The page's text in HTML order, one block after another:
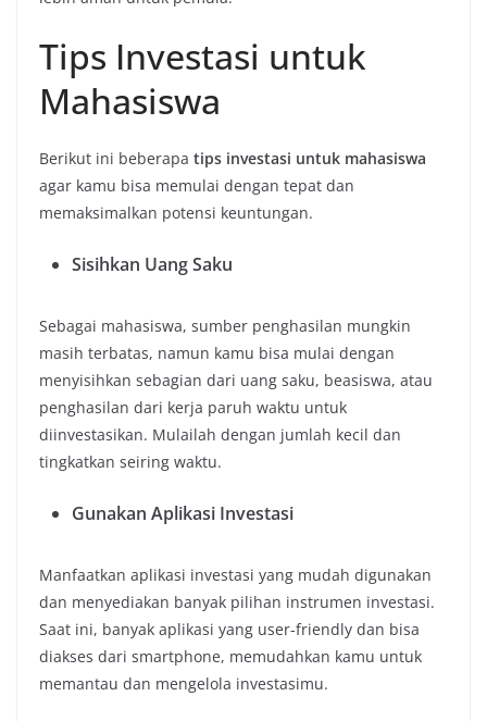
Tips Investasi untuk
Mahasiswa
Berikut ini beberapa tips investasi untuk mahasiswa
agar kamu bisa memulai dengan tepat dan
memaksimalkan potensi keuntungan.
Sisihkan Uang Saku
Sebagai mahasiswa, sumber penghasilan mungkin
masih terbatas, namun kamu bisa mulai dengan
menyisihkan sebagian dari uang saku, beasiswa, atau
penghasilan dari kerja paruh waktu untuk
diinvestasikan. Mulailah dengan jumlah kecil dan
tingkatkan seiring waktu.
Gunakan Aplikasi Investasi
Manfaatkan aplikasi investasi yang mudah digunakan
dan menyediakan banyak pilihan instrumen investasi.
Saat ini, banyak aplikasi yang user-friendly dan bisa
diakses dari smartphone, memudahkan kamu untuk
memantau dan mengelola investasimu.